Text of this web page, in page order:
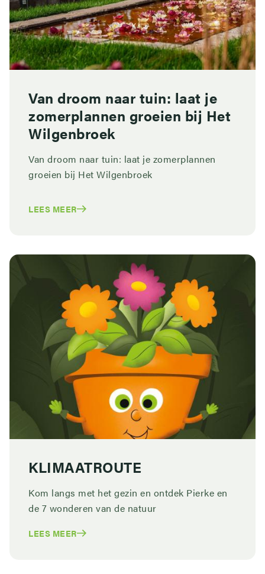
Van droom naar tuin: laat je
zomerplannen groeien bij Het
Wilgenbroek
Van droom naar tuin: laat je zomerplannen
groeien bij Het Wilgenbroek
LEES MEER
KLIMAATROUTE
Kom langs met het gezin en ontdek Pierke en
de 7 wonderen van de natuur
LEES MEER